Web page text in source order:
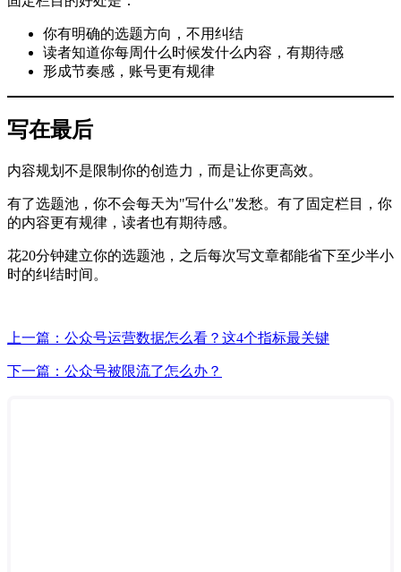
你有明确的选题方向，不用纠结
读者知道你每周什么时候发什么内容，有期待感
形成节奏感，账号更有规律
写在最后
内容规划不是限制你的创造力，而是让你更高效。
有了选题池，你不会每天为"写什么"发愁。有了固定栏目，你
的内容更有规律，读者也有期待感。
花20分钟建立你的选题池，之后每次写文章都能省下至少半小
时的纠结时间。
上一篇：公众号运营数据怎么看？这4个指标最关键
下一篇：公众号被限流了怎么办？